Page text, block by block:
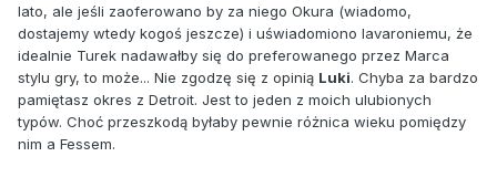
lato, ale jeśli zaoferowano by za niego Okura (wiadomo,
dostajemy wtedy kogoś jeszcze) i uświadomiono Iavaroniemu, że
idealnie Turek nadawałby się do preferowanego przez Marca
stylu gry, to może... Nie zgodzę się z opinią Luki. Chyba za bardzo
pamiętasz okres z Detroit. Jest to jeden z moich ulubionych
typów. Choć przeszkodą byłaby pewnie różnica wieku pomiędzy
nim a Fessem.